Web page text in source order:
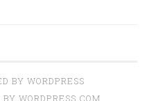
BY WORDPRESS
BY WORDPRESS.COM